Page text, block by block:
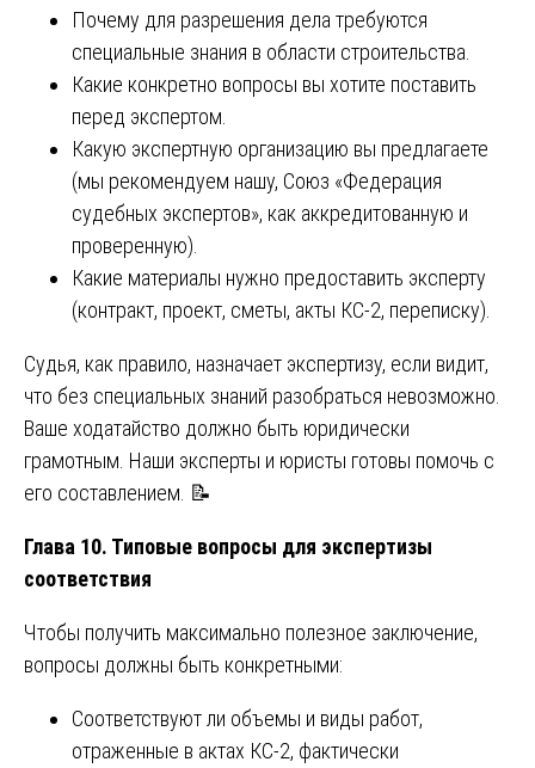
Почему для разрешения дела требуются
специальные знания в области строительства.
Какие конкретно вопросы вы хотите поставить
перед экспертом.
Какую экспертную организацию вы предлагаете
(мы рекомендуем нашу, Союз «Федерация
судебных экспертов», как аккредитованную и
проверенную).
Какие материалы нужно предоставить эксперту
(контракт, проект, сметы, акты КС-2, переписку).
Судья, как правило, назначает экспертизу, если видит,
что без специальных знаний разобраться невозможно.
Ваше ходатайство должно быть юридически
грамотным. Наши эксперты и юристы готовы помочь с
его составлением. 📝
Глава 10. Типовые вопросы для экспертизы
соответствия
Чтобы получить максимально полезное заключение,
вопросы должны быть конкретными:
Соответствуют ли объемы и виды работ,
отраженные в актах КС-2, фактически